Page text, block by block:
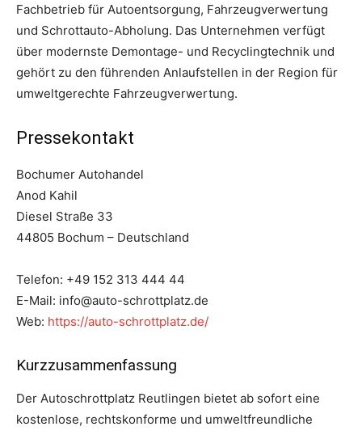
Fachbetrieb für Autoentsorgung, Fahrzeugverwertung
und Schrottauto-Abholung. Das Unternehmen verfügt
über modernste Demontage- und Recyclingtechnik und
gehört zu den führenden Anlaufstellen in der Region für
umweltgerechte Fahrzeugverwertung.
Pressekontakt
Bochumer Autohandel
Anod Kahil
Diesel Straße 33
44805 Bochum – Deutschland
Telefon: +49 152 313 444 44
E-Mail: info@auto-schrottplatz.de
Web: https://auto-schrottplatz.de/
Kurzzusammenfassung
Der Autoschrottplatz Reutlingen bietet ab sofort eine
kostenlose, rechtskonforme und umweltfreundliche